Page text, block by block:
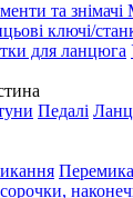
та знімачі
ключі/
для ланцюга
Педалі